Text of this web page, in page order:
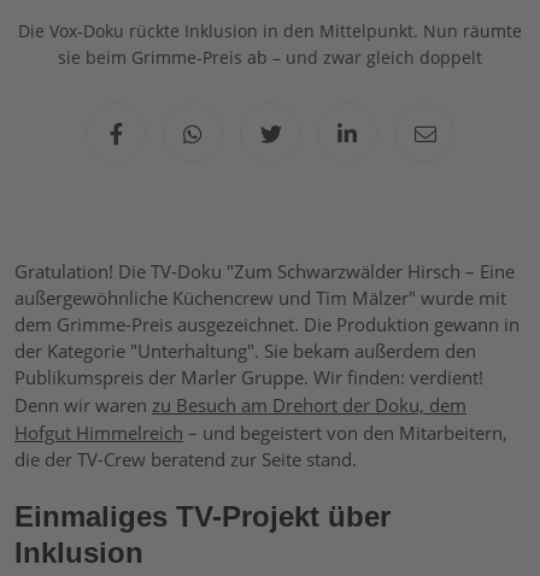
Die Vox-Doku rückte Inklusion in den Mittelpunkt. Nun räumte
sie beim Grimme-Preis ab – und zwar gleich doppelt
Gratulation! Die TV-Doku "Zum Schwarzwälder Hirsch – Eine
außergewöhnliche Küchencrew und Tim Mälzer" wurde mit
dem Grimme-Preis ausgezeichnet. Die Produktion gewann in
der Kategorie "Unterhaltung". Sie bekam außerdem den
Publikumspreis der Marler Gruppe. Wir finden: verdient!
Denn wir waren zu Besuch am Drehort der Doku, dem
Hofgut Himmelreich – und begeistert von den Mitarbeitern,
die der TV-Crew beratend zur Seite stand.
Einmaliges TV-Projekt über
Inklusion